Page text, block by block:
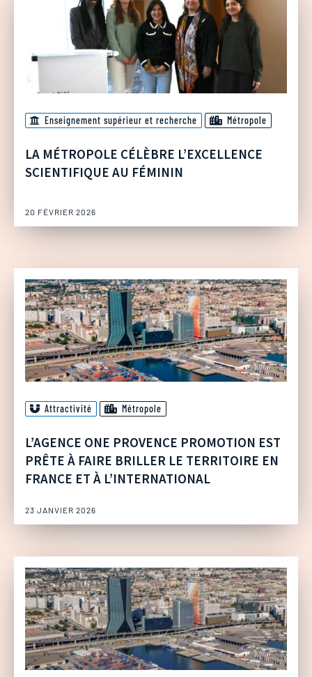
Enseignement supérieur et recherche Métropole
LA MÉTROPOLE CÉLÈBRE L’EXCELLENCE
SCIENTIFIQUE AU FÉMININ
20 FÉVRIER 2026
Attractivité Métropole
L’AGENCE ONE PROVENCE PROMOTION EST
PRÊTE À FAIRE BRILLER LE TERRITOIRE EN
FRANCE ET À L’INTERNATIONAL
23 JANVIER 2026